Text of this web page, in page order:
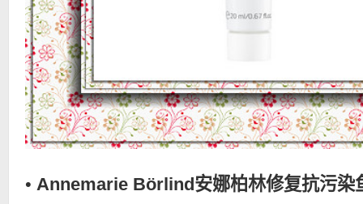
• Annemarie Börlind安娜柏林修复抗污染